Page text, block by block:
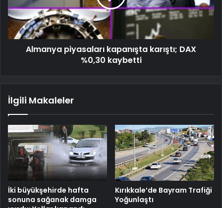
Almanya piyasaları kapanışta karıştı; DAX
%0,30 kaybetti
İlgili Makaleler
İki büyükşehirde hafta
sonuna sağanak damga
Kırıkkale’de Bayram Trafiği
Yoğunlaştı